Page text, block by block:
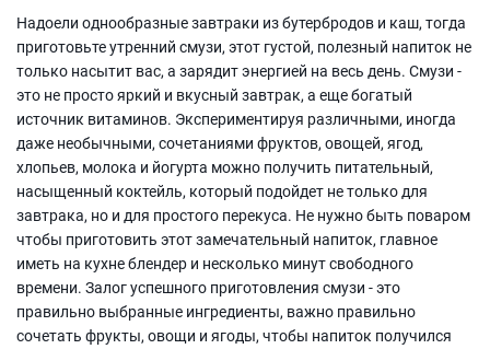
Надоели однообразные завтраки из бутербродов и каш, тогда
приготовьте утренний смузи, этот густой, полезный напиток не
только насытит вас, а зарядит энергией на весь день. Смузи -
это не просто яркий и вкусный завтрак, а еще богатый
источник витаминов. Экспериментируя различными, иногда
даже необычными, сочетаниями фруктов, овощей, ягод,
хлопьев, молока и йогурта можно получить питательный,
насыщенный коктейль, который подойдет не только для
завтрака, но и для простого перекуса. Не нужно быть поваром
чтобы приготовить этот замечательный напиток, главное
иметь на кухне блендер и несколько минут свободного
времени. Залог успешного приготовления смузи - это
правильно выбранные ингредиенты, важно правильно
сочетать фрукты, овощи и ягоды, чтобы напиток получился